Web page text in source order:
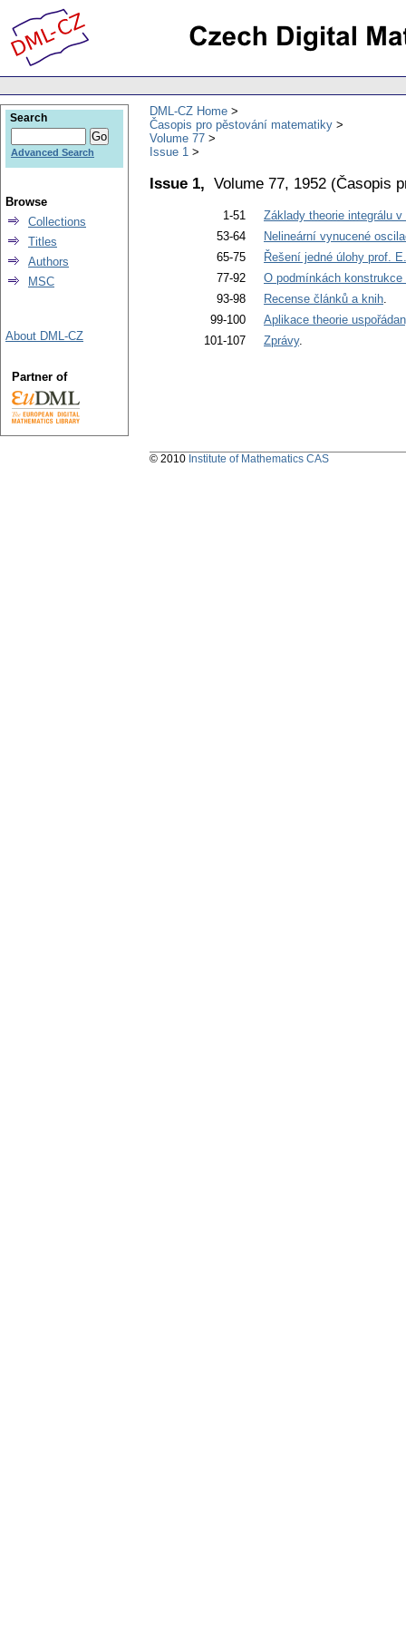
DML-CZ Home
Časopis pro pěstování matematiky
Volume 77
Issue 1
Issue 1, Volume 77, 1952 (Časopis
1-51
Základy theorie integrálu
53-64
Nelineární vynucené
65-75
Řešení jedné úlohy prof.
77-92
O podmínkách konstrukce
93-98
Recense článků a knih.
99-100
Aplikace theorie
101-107
Zprávy.
Search
Advanced Search
Browse
Collections
Titles
Authors
MSC
About DML-CZ
Partner of
© 2010 Institute of Mathematics CAS